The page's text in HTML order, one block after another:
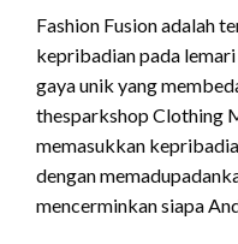
Fashion Fusion adalah
kepribadian pada
gaya unik yang
thesparkshop Clothing
memasukkan
dengan
mencerminkan siapa